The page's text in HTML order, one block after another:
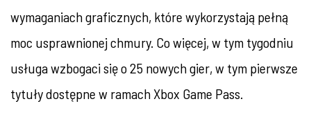
wymaganiach graficznych, które wykorzystają pełną
moc usprawnionej chmury. Co więcej, w tym tygodniu
usługa wzbogaci się o 25 nowych gier, w tym pierwsze
tytuły dostępne w ramach Xbox Game Pass.